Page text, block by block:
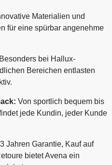
Materialien und
für eine spürbar angenehme
Besonders bei Hallux-
Bereichen entlasten
Von sportlich bequem bis
jede Kundin, jeder Kunde
Jahren Garantie, Kauf auf
bietet Avena ein